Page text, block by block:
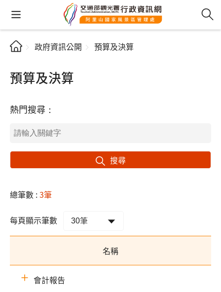
政府資訊公開 預算及決算
預算及決算
熱門搜尋：
搜尋
總筆數 :3筆
每頁顯示筆數
名稱
會計報告